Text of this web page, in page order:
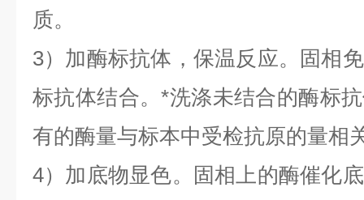
质。
3）加酶标抗体，保温反应。固相
标抗体结合。*洗涤未结合的酶标
有的酶量与标本中受检抗原的量相
4）加底物显色。固相上的酶催化